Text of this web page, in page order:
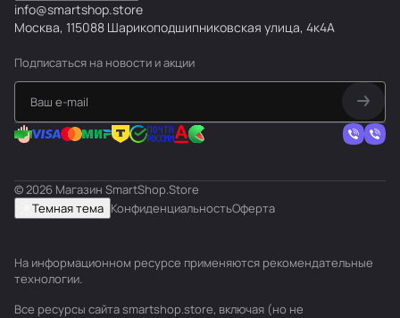
info@smartshop.store
Москва, 115088 Шарикоподшипниковская улица, 4к4А
Подписаться на новости и акции
© 2026 Магазин SmartShop.Store
Темная тема КонфиденциальностьОферта
На информационном ресурсе применяются рекомендательные
технологии.
Все ресурсы сайта smartshop.store, включая (но не